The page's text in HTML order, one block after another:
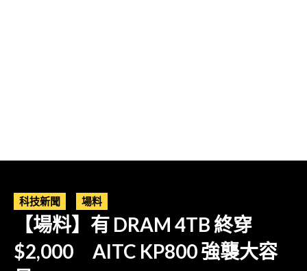
科技新聞 場料
【場料】有 DRAM 4TB 終穿
$2,000 AITC KP800 強襲大容